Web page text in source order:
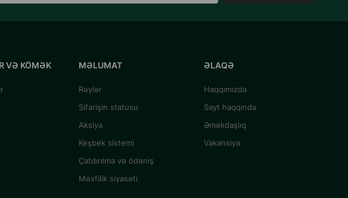
VƏ KÖMƏK MƏLUMAT
Rəylər
Sifarişin statusu
Aksiya
Keşbek sistemi
Çatdırılma və ödəniş
Məxfilik siyasəti
ƏLAQƏ
Haqqımızda
Sayt haqqında
Əməkdaşlıq
Vakansiya